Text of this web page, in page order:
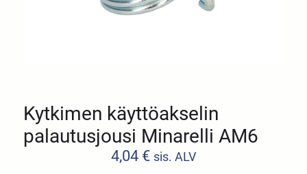
Kytkimen käyttöakselin
palautusjousi Minarelli AM6
4,04 € sis. ALV